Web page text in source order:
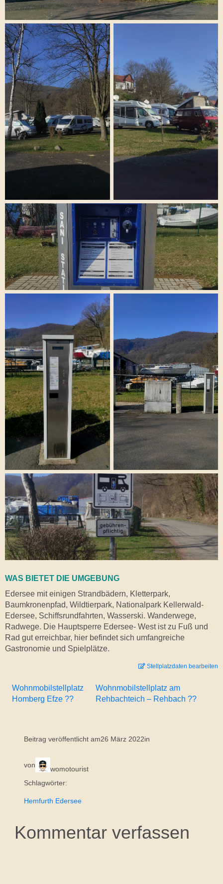
WAS BIETET DIE UMGEBUNG
Edersee mit einigen Strandbädern, Kletterpark,
Baumkronenpfad, Wildtierpark, Nationalpark Kellerwald-
Edersee, Schiffsrundfahrten, Wasserski. Wanderwege,
Radwege. Die Hauptsperre Edersee- West ist zu Fuß und
Rad gut erreichbar, hier befindet sich umfangreiche
Gastronomie und Spielplätze.
Stellplatzdaten bearbeiten
Wohnmobilstellplatz
Homberg Efze ??
Wohnmobilstellplatz am
Rehbachteich – Rehbach ??
Beitrag veröffentlicht am26 März 2022in
von
womotourist
Schlagwörter:
Hemfurth Edersee
Kommentar verfassen